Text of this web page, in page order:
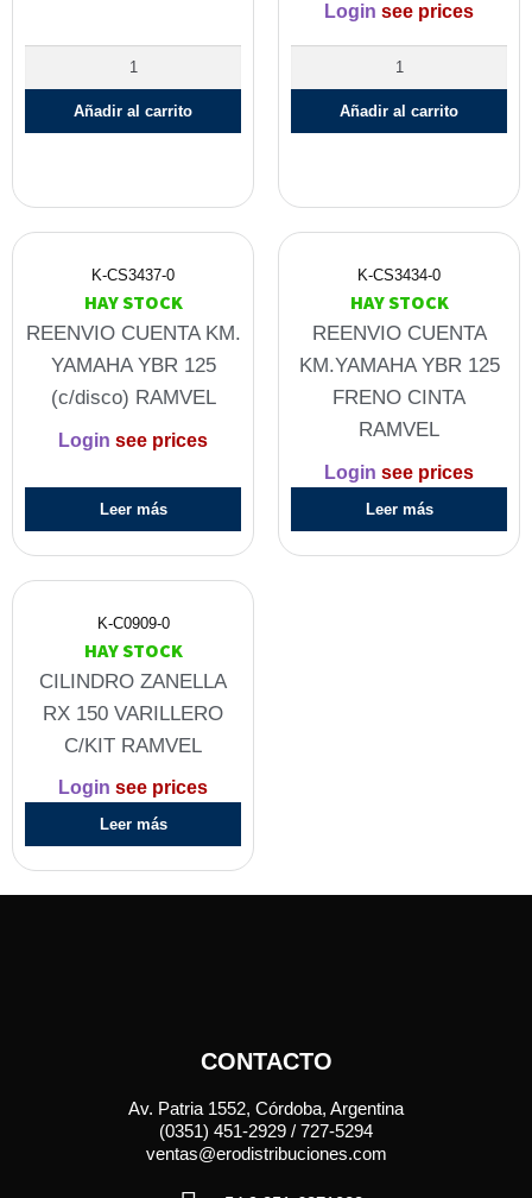
Añadir al carrito
Login see prices
Añadir al carrito
K-CS3437-0
HAY STOCK
REENVIO CUENTA KM.
YAMAHA YBR 125
(c/disco) RAMVEL
Login see prices
Leer más
K-CS3434-0
HAY STOCK
REENVIO CUENTA
KM.YAMAHA YBR 125
FRENO CINTA
RAMVEL
Login see prices
Leer más
K-C0909-0
HAY STOCK
CILINDRO ZANELLA
RX 150 VARILLERO
C/KIT RAMVEL
Login see prices
Leer más
CONTACTO
Av. Patria 1552, Córdoba, Argentina
(0351) 451-2929 / 727-5294
ventas@erodistribuciones.com